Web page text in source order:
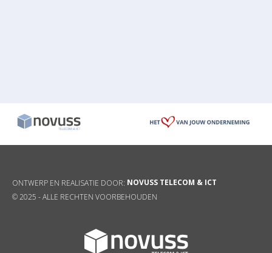
ONTWERP EN REALISATIE DOOR: NOVUSS TELECOM & ICT
© 2025 -ALLE RECHTEN VOORBEHOUDEN